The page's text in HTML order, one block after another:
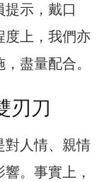
示，戴口
度上，我們亦
盡量配合。
刃刀
對人情、親情
。事實上，